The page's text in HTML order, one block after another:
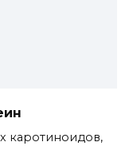
каротиноидов,